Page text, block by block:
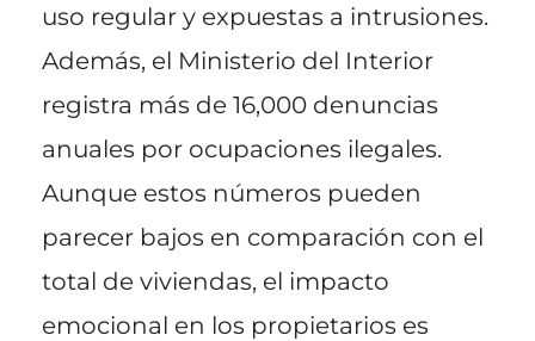
uso regular y expuestas a intrusiones.
Además, el Ministerio del Interior
registra más de 16,000 denuncias
anuales por ocupaciones ilegales.
Aunque estos números pueden
parecer bajos en comparación con el
total de viviendas, el impacto
emocional en los propietarios es